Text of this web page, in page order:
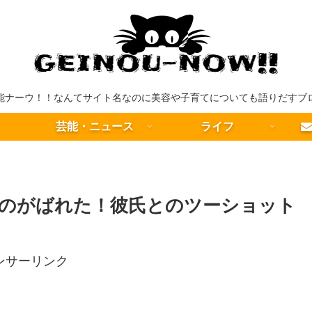
ナーウ！！なんてサイト名なのに美容や子育てについても語りだすブ
芸能・ニュース ライフ
がばれた！彼氏とのツーショット
サーリンク